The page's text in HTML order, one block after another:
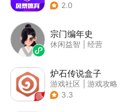
2.0
宗门编年史
休闲益智 经营
炉石传说盒子
游戏社区
游戏攻略
3.3